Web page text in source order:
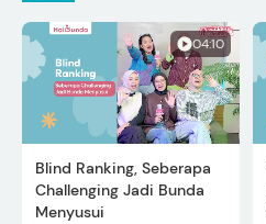
04:10
Blind Ranking, Seberapa
Challenging Jadi Bunda
Menyusui